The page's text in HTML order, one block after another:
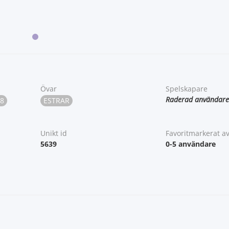
Övar
ESTRAR
Spelskapare
Raderad användare
Unikt id
5639
Favoritmarkerat av
0-5 användare